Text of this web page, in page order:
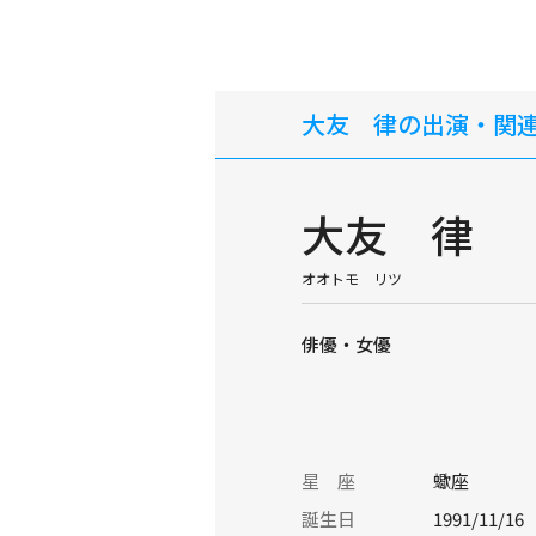
大友 律の出演・関
大友 律
オオトモ リツ
俳優・女優
星 座
蠍座
誕生日
1991/11/16